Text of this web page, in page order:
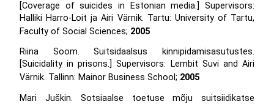
[Coverage of suicides in Estonian media.] Supervisors:
Halliki Harro-Loit ja Airi Värnik. Tartu: University of Tartu,
Faculty of Social Sciences; 2005
Riina Soom. Suitsidaalsus kinnipidamisasutustes.
[Suicidality in prisons.] Supervisors: Lembit Suvi and Airi
Värnik. Tallinn: Mainor Business School; 2005
Mari Juškin. Sotsiaalse toetuse mõju suitsiidikatse